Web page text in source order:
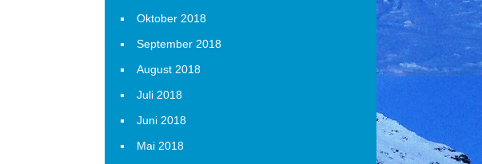
Oktober 2018
September 2018
August 2018
Juli 2018
Juni 2018
Mai 2018